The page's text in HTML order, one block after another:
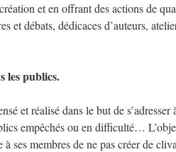
et en offrant des actions de
et débats, dédicaces d’auteurs,
les publics.
et réalisé dans le but de
empêchés ou en difficulté…
ses membres de ne pas créer de